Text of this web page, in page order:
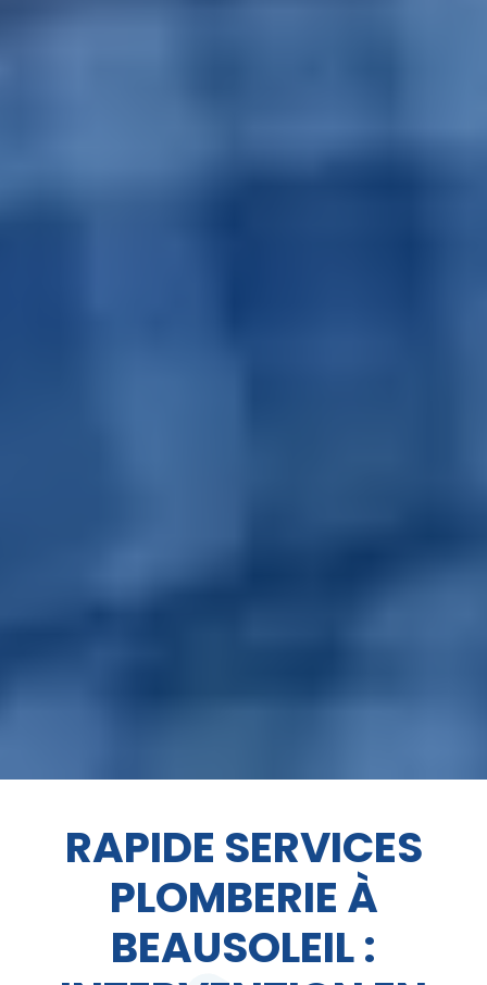
RAPIDE SERVICES
PLOMBERIE À
BEAUSOLEIL :